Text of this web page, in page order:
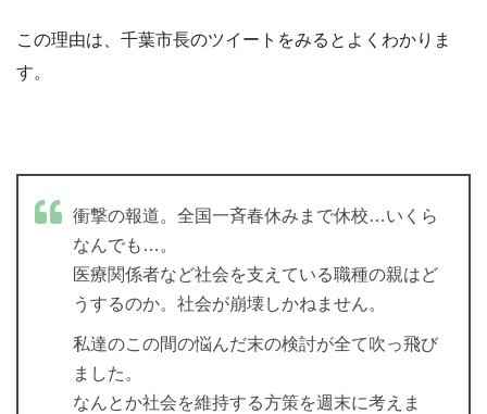
この理由は、千葉市長のツイートをみるとよくわかりま
す。
衝撃の報道。全国一斉春休みまで休校…いくら
なんでも…。
医療関係者など社会を支えている職種の親はど
うするのか。社会が崩壊しかねません。
私達のこの間の悩んだ末の検討が全て吹っ飛び
ました。
なんとか社会を維持する方策を週末に考えま